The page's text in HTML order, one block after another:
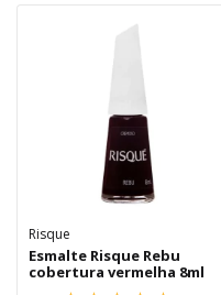
Risque
Esmalte Risque Rebu
cobertura vermelha 8ml